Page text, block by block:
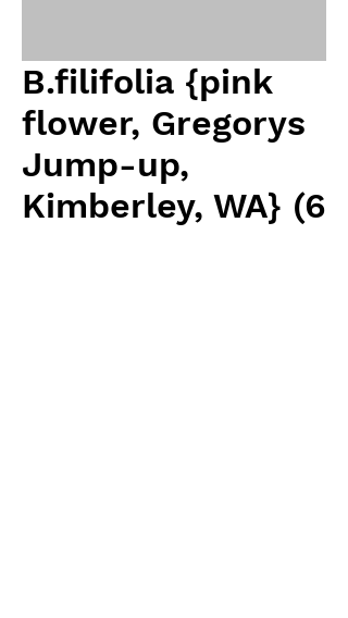
B.filifolia {pink
flower, Gregorys
Jump-up,
Kimberley, WA} (6